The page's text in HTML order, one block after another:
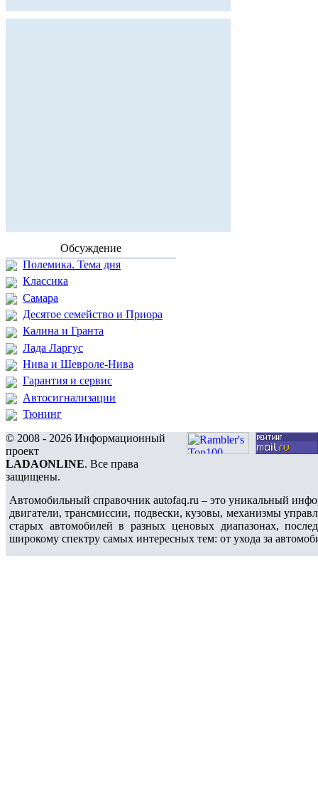
Обсуждение
Полемика. Тема дня
Классика
Самара
Десятое семейство и Приора
Калина и Гранта
Лада Ларгус
Нива и Шевроле-Нива
Гарантия и сервис
Автосигнализации
Тюнинг
© 2008 - 2026 Информационный
проект
LADAONLINE. Все права
защищены.
Автомобильный справочник autofaq.ru – это уникальный
двигатели, трансмиссии, подвески, кузовы, механизмы
старых автомобилей в разных ценовых диапазонах,
широкому спектру самых интересных тем: от ухода за